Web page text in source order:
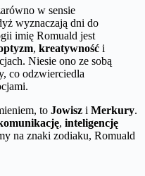
w sensie
wyznaczają dni do
imię Romuald jest
, kreatywność i
Niesie ono ze sobą
co odzwierciedla
to Jowisz i Merkury.
, inteligencję
na znaki zodiaku, Romuald